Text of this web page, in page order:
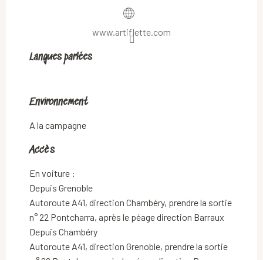
www.artiflette.com
Langues parlées
Langues parlées
Environnement
Environnement
A la campagne
Accès
Accès
En voiture :
Depuis Grenoble
Autoroute A41, direction Chambéry, prendre la sortie
n° 22 Pontcharra, après le péage direction Barraux
Depuis Chambéry
Autoroute A41, direction Grenoble, prendre la sortie